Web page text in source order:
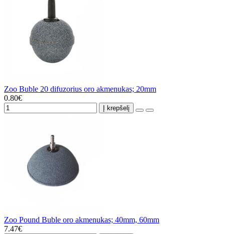
Zoo Buble 20 difuzorius oro akmenukas; 20mm
0.80€
Į krepšelį
Zoo Pound Buble oro akmenukas; 40mm, 60mm
7.47€